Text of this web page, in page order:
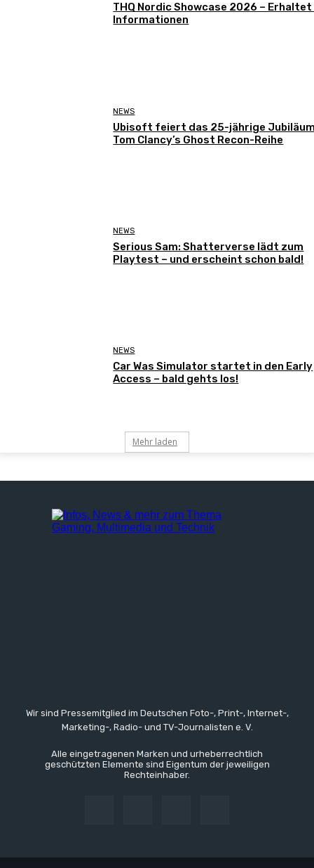
THQ Nordic Showcase 2026 –
Informationen
NEWS
Ubisoft feiert das 25-jährige
Tom Clancy’s Ghost Recon-Reihe
NEWS
Serious Sam: Shatterverse lädt zum
Playtest – und erscheint schon bald!
NEWS
Car Was Simulator startet in den Early
Access – bald gehts los!
Mehr laden
Wir sind Pressemitglied im Deutschen Foto-, Print-, Internet-,
Marketing-, Radio- und TV-Journalisten e. V.
Alle eingetragenen Marken und urheberrechtlich
geschützten Elemente sind Eigentum der jeweiligen
Rechteinhaber.